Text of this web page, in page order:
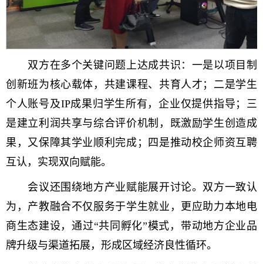
双方在多个关键问题上达成共识：一是以项目制
创新班为核心载体，共建课程、共育人才；二是学生
个人账号及IP成果归学生所有，企业仅提供指导；三
是建立利润共享与综合评价机制，既激励学生创造成
果，又保障其学业顺利完成；四是推动校企师资互聘
互认，实现双向赋能。
会议还围绕地方产业赋能展开讨论。双方一致认
为，产教融合不仅服务于学生就业，更应助力本地电
商生态建设，通过“共同孵化”模式，带动地方企业品
牌升级与渠道拓展，形成区域经济良性循环。